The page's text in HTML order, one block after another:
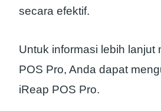
secara efektif.
Untuk informasi lebih lanjut
POS Pro, Anda dapat
iReap POS Pro.